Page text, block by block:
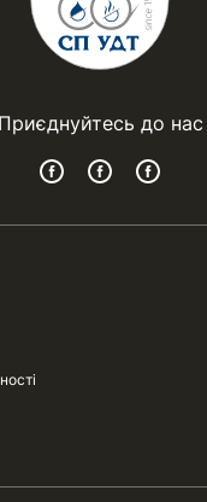
Приєднуйтесь до нас